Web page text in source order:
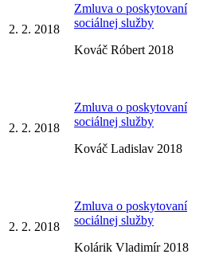
2. 2. 2018
Zmluva o poskytovaní
sociálnej služby
Kováč Róbert 2018
2. 2. 2018
Zmluva o poskytovaní
sociálnej služby
Kováč Ladislav 2018
2. 2. 2018
Zmluva o poskytovaní
sociálnej služby
Kolárik Vladimír 2018